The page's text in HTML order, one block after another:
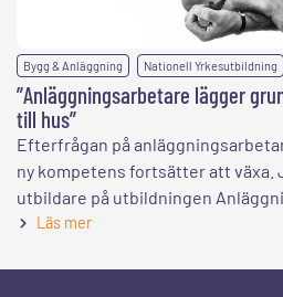
Bygg & Anläggning Nationell Yrkesutbildning
”Anläggningsarbetare lägger
till hus”
Efterfrågan på
ny kompetens fortsätter att växa.
utbildare på utbildningen
Läs mer